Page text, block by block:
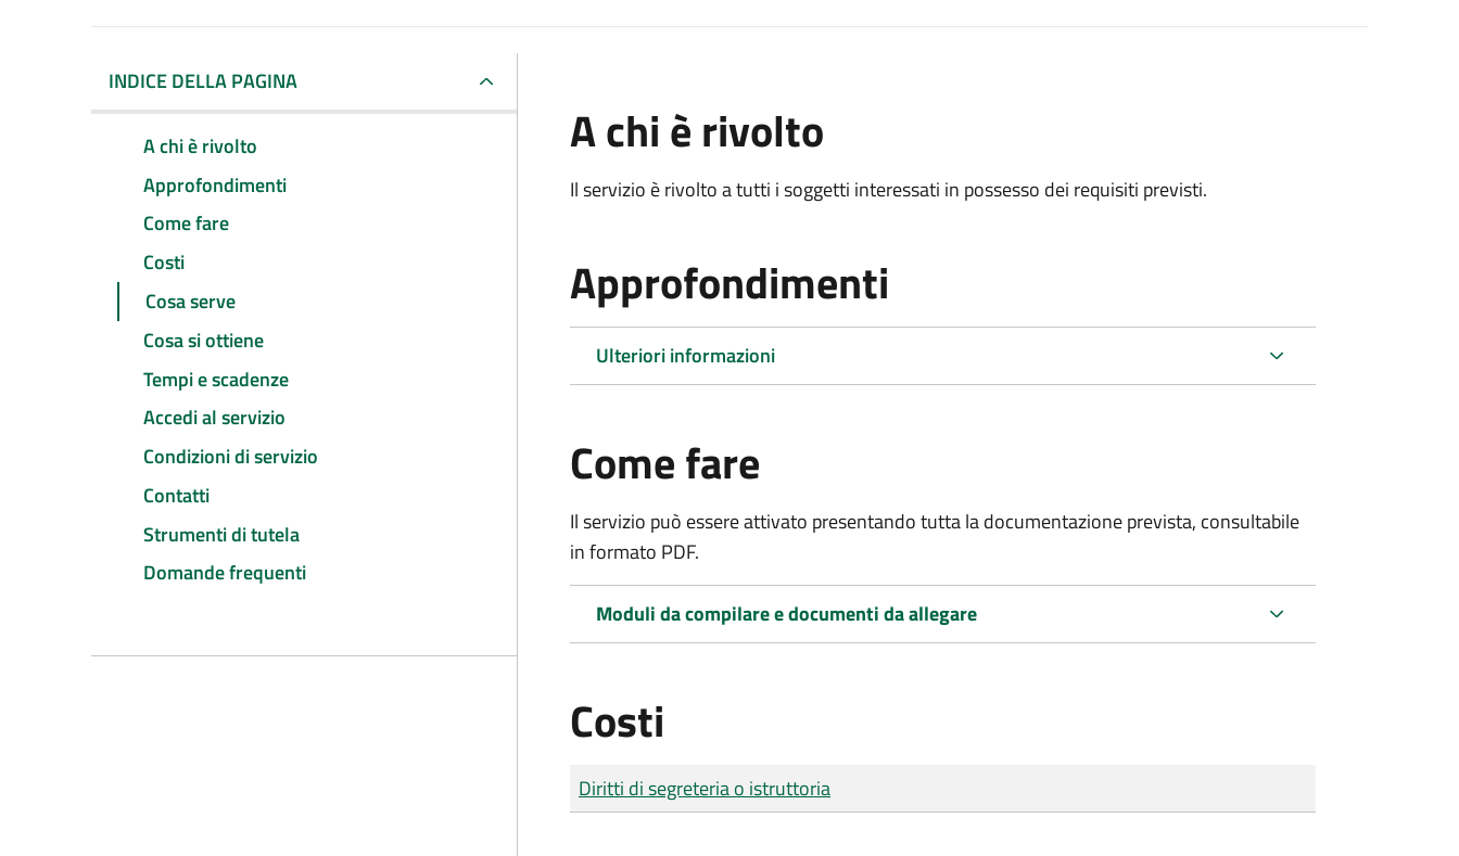
INDICE DELLA PAGINA
A chi è rivolto
Approfondimenti
Come fare
Costi
Cosa serve
Cosa si ottiene
Tempi e scadenze
Accedi al servizio
Condizioni di servizio
Contatti
Strumenti di tutela
Domande frequenti
A chi è rivolto
Il servizio è rivolto a tutti i soggetti interessati in possesso dei requisiti previsti.
Approfondimenti
Ulteriori informazioni
Come fare
Il servizio può essere attivato presentando tutta la documentazione prevista, consultabile
in formato PDF.
Moduli da compilare e documenti da allegare
Costi
Tipo di pagamento
Importo
Diritti di segreteria o istruttoria